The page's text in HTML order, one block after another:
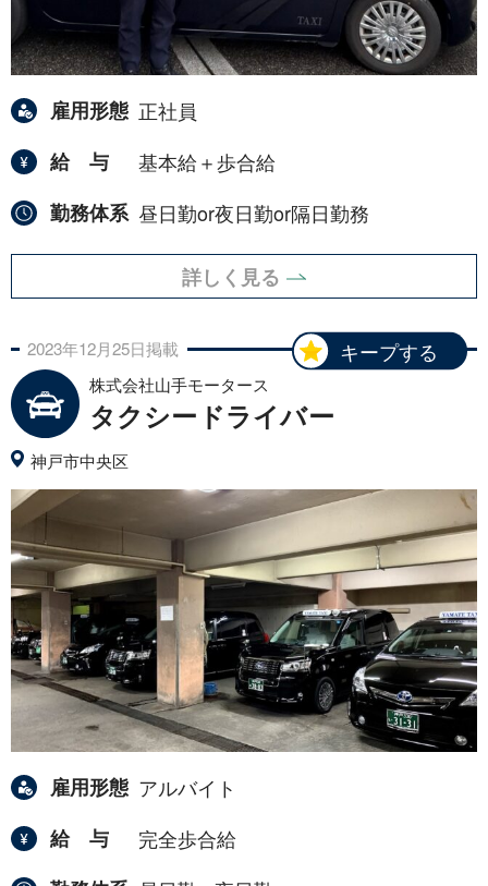
雇用形態 正社員
給与
基本給＋歩合給
勤務体系 昼日勤or夜日勤or隔日勤務
詳しく見る
キープする
2023年12月25日掲載
株式会社山手モータース
タクシードライバー
神戸市中央区
雇用形態 アルバイト
給与
完全歩合給